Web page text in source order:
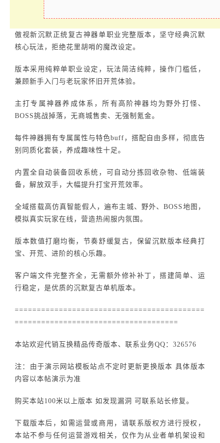
傲视新沉默正统复古神器单职业完整版本，坚守经典沉默
核心玩法，拒绝花里胡哨的魔改设定。
版本采用纯粹单职业设定，玩法简洁纯粹，操作门槛低，
兼顾新手入门与老玩家怀旧开荒体验。
主打专属神器养成体系，所有高阶神器均为野外打怪、
BOSS挑战掉落，无商城售卖、无强制氪金。
每件神器拥有专属属性与特色buff，搭配自由多样，彻底告
别同质化套装，养成趣味性十足。
内置全自动装备回收系统，可自动分拣回收杂物、低端装
备，解放双手，大幅提升打宝开荒效率。
全域搭载高仿真智能假人，遍布主城、野外、BOSS地图，
模拟真实玩家在线，营造热闹服内氛围。
版本数值打磨均衡，节奏舒缓复古，保留沉默版本经典打
宝、开荒、进阶的核心乐趣。
客户端文件完整齐全，无需额外修补补丁，搭建简单、运
行稳定，是优质的沉默复古单机版本。
===========================================
=====================================
本站欢迎代销互换精品传奇版本、联系业务QQ：326576
注：由于演示网站模板站点不定时更新更换版本 具体版本
内容以本帖演示为准
购买本站100米以上版本 如发现漏洞 可联系站长修复。
下载版本后，如需运营或商用，请联系版权方进行授权，
本站不参与任何运营游戏相关，仅作为从业者单机架设和